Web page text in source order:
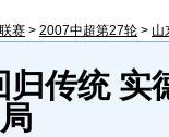
赛 > 2007中超第27轮 > 山
传统 实
局